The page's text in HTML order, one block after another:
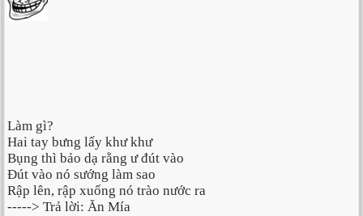
Làm gì?
Hai tay bưng lấy khư khư
Bụng thì bảo dạ rằng ư đút vào
Đút vào nó sướng làm sao
Rập lên, rập xuống nó trào nước ra
-----> Trả lời: Ăn Mía